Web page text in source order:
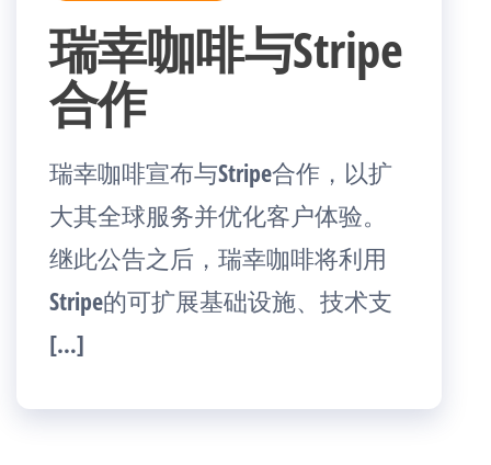
瑞幸咖啡与Stripe
合作
瑞幸咖啡宣布与Stripe合作，以扩
大其全球服务并优化客户体验。
继此公告之后，瑞幸咖啡将利用
Stripe的可扩展基础设施、技术支
[…]